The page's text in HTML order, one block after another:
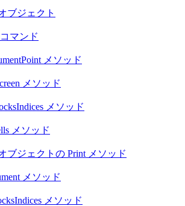
ブジェクト
マンド
メソッド
メソッド
メソッド
メソッド
ブジェクトの Print メソッド
メソッド
メソッド